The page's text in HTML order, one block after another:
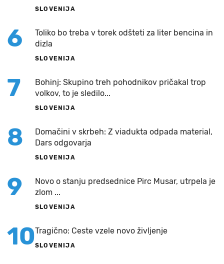
SLOVENIJA
6
Toliko bo treba v torek odšteti za liter bencina in
dizla
SLOVENIJA
7
Bohinj: Skupino treh pohodnikov pričakal trop
volkov, to je sledilo...
SLOVENIJA
8
Domačini v skrbeh: Z viadukta odpada material,
Dars odgovarja
SLOVENIJA
9
Novo o stanju predsednice Pirc Musar, utrpela je
zlom ...
SLOVENIJA
10Tragično: Ceste vzele novo življenje
SLOVENIJA